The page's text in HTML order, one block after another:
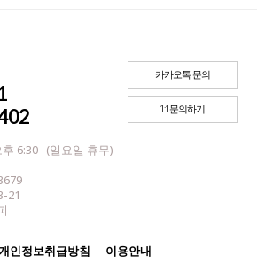
후 6:30 (일요일 휴무)
21
카카오톡 문의
1:1문의하기
인정보취급방침 이용안내